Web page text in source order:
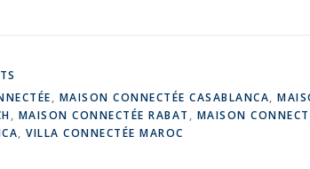
, MAISON CONNECTÉE CASABLANCA,
, MAISON CONNECTÉE RABAT , MAISON
, VILLA CONNECTÉE MAROC